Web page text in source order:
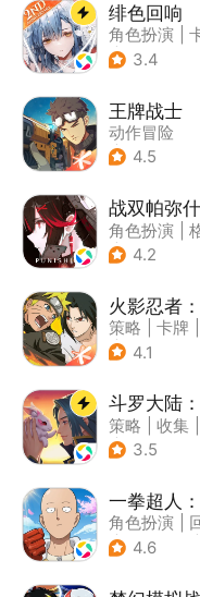
绯色回响
角色扮演
| 美少女
3.4
王牌战士
动作冒险
| 第一人称
4.5
战双帕弥什
角色扮演
| 美少女
4.2
策略 卡牌
| 火影
4.1
斗罗大陆
策略 收集
| 斗罗大陆
3.5
一拳超人
角色扮演
| 动漫改编
4.6